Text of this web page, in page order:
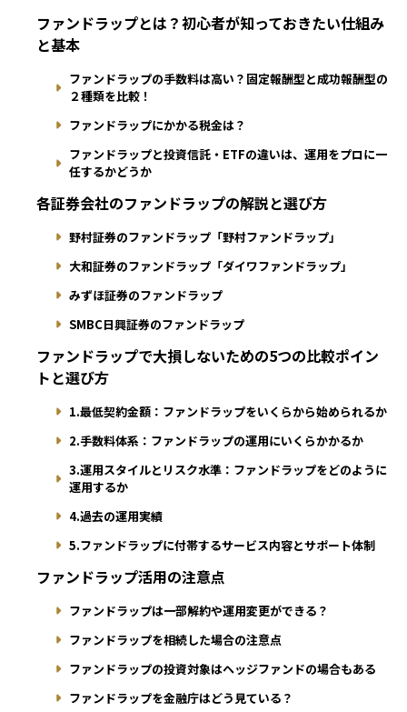
ファンドラップとは？初心者が知っておきたい仕組み
と基本
ファンドラップの手数料は高い？固定報酬型と成功報酬型の
２種類を比較！
ファンドラップにかかる税金は？
ファンドラップと投資信託・ETFの違いは、運用をプロに一
任するかどうか
各証券会社のファンドラップの解説と選び方
野村証券のファンドラップ「野村ファンドラップ」
大和証券のファンドラップ「ダイワファンドラップ」
みずほ証券のファンドラップ
SMBC日興証券のファンドラップ
ファンドラップで大損しないための5つの比較ポイン
トと選び方
1.最低契約金額：ファンドラップをいくらから始められるか
2.手数料体系：ファンドラップの運用にいくらかかるか
3.運用スタイルとリスク水準：ファンドラップをどのように
運用するか
4.過去の運用実績
5.ファンドラップに付帯するサービス内容とサポート体制
ファンドラップ活用の注意点
ファンドラップは一部解約や運用変更ができる？
ファンドラップを相続した場合の注意点
ファンドラップの投資対象はヘッジファンドの場合もある
ファンドラップを金融庁はどう見ている？